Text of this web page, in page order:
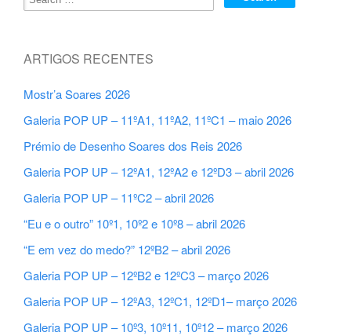
ARTIGOS RECENTES
Mostr’a Soares 2026
Galeria POP UP – 11ºA1, 11ºA2, 11ºC1 – maio 2026
Prémio de Desenho Soares dos Reis 2026
Galeria POP UP – 12ºA1, 12ºA2 e 12ºD3 – abril 2026
Galeria POP UP – 11ºC2 – abril 2026
“Eu e o outro” 10º1, 10º2 e 10º8 – abril 2026
“E em vez do medo?” 12ºB2 – abril 2026
Galeria POP UP – 12ºB2 e 12ºC3 – março 2026
Galeria POP UP – 12ºA3, 12ºC1, 12ºD1– março 2026
Galeria POP UP – 10º3, 10º11, 10º12 – março 2026